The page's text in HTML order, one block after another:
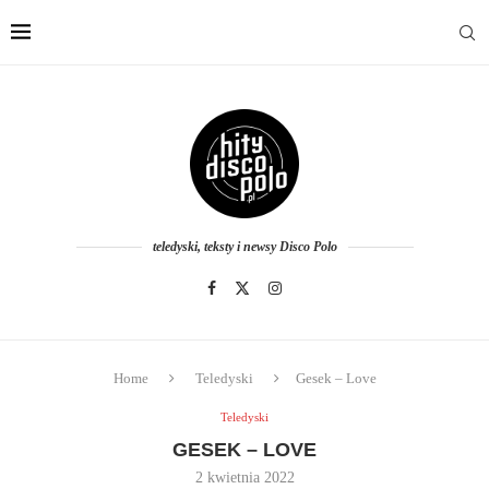
teledyski, teksty i newsy Disco Polo
Home Teledyski Gesek – Love
Teledyski
GESEK – LOVE
2 kwietnia 2022